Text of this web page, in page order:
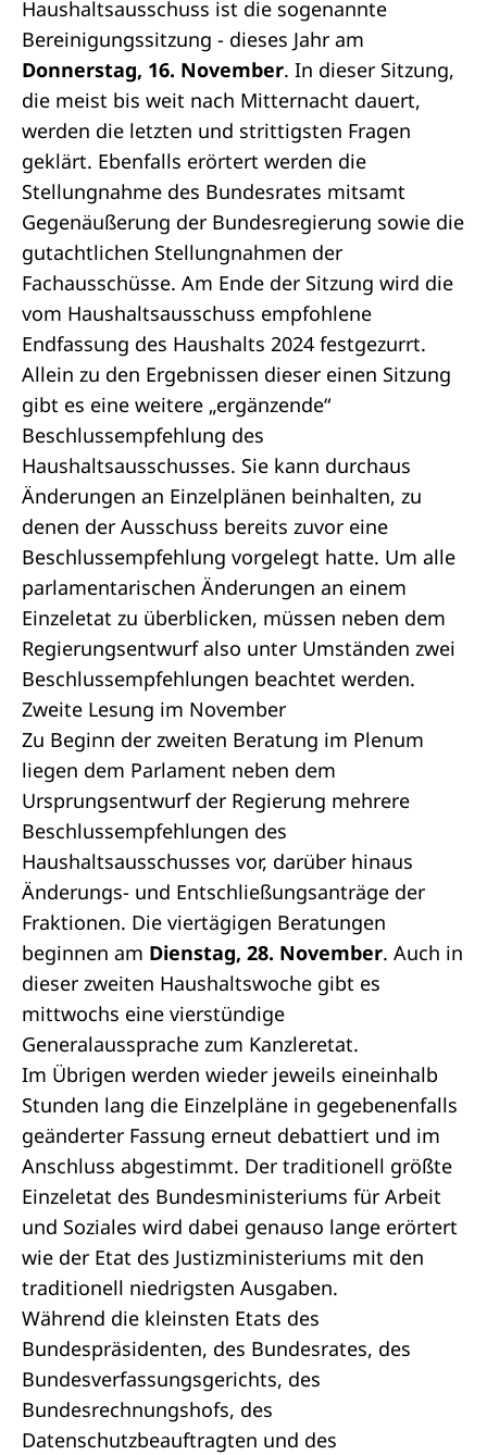
Haushaltsausschuss ist die sogenannte
Bereinigungssitzung - dieses Jahr am
Donnerstag, 16. November. In dieser Sitzung,
die meist bis weit nach Mitternacht dauert,
werden die letzten und strittigsten Fragen
geklärt. Ebenfalls erörtert werden die
Stellungnahme des Bundesrates mitsamt
Gegenäußerung der Bundesregierung sowie die
gutachtlichen Stellungnahmen der
Fachausschüsse. Am Ende der Sitzung wird die
vom Haushaltsausschuss empfohlene
Endfassung des Haushalts 2024 festgezurrt.
Allein zu den Ergebnissen dieser einen Sitzung
gibt es eine weitere „ergänzende“
Beschlussempfehlung des
Haushaltsausschusses. Sie kann durchaus
Änderungen an Einzelplänen beinhalten, zu
denen der Ausschuss bereits zuvor eine
Beschlussempfehlung vorgelegt hatte. Um alle
parlamentarischen Änderungen an einem
Einzeletat zu überblicken, müssen neben dem
Regierungsentwurf also unter Umständen zwei
Beschlussempfehlungen beachtet werden.
Zweite Lesung im November
Zu Beginn der zweiten Beratung im Plenum
liegen dem Parlament neben dem
Ursprungsentwurf der Regierung mehrere
Beschlussempfehlungen des
Haushaltsausschusses vor, darüber hinaus
Änderungs- und Entschließungsanträge der
Fraktionen. Die viertägigen Beratungen
beginnen am Dienstag, 28. November. Auch in
dieser zweiten Haushaltswoche gibt es
mittwochs eine vierstündige
Generalaussprache zum Kanzleretat.
Im Übrigen werden wieder jeweils eineinhalb
Stunden lang die Einzelpläne in gegebenenfalls
geänderter Fassung erneut debattiert und im
Anschluss abgestimmt. Der traditionell größte
Einzeletat des Bundesministeriums für Arbeit
und Soziales wird dabei genauso lange erörtert
wie der Etat des Justizministeriums mit den
traditionell niedrigsten Ausgaben.
Während die kleinsten Etats des
Bundespräsidenten, des Bundesrates, des
Bundesverfassungsgerichts, des
Bundesrechnungshofs, des
Datenschutzbeauftragten und des